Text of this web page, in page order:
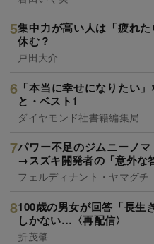
集中力が高い人は「疲れ
休む？
戸田大介
「本当に幸せになりたい
と・ベスト1
ダイヤモンド社書籍編集局
パワー不足のジムニーノ
→スズキ開発者の「意外な
フェルディナント・ヤマグチ
100歳の男女が回答「長生
しかない…〈再配信〉
折茂肇